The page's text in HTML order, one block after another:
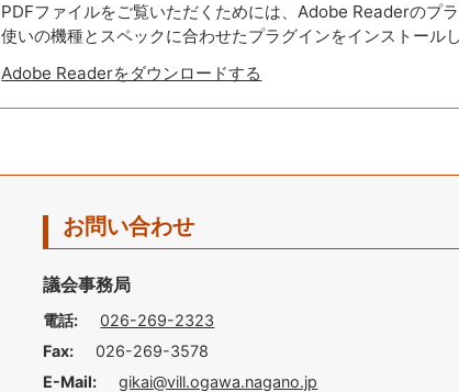
PDFファイルをご覧いただくためには、Adobe Readerのプ
使いの機種とスペックに合わせたプラグインをインストール
Adobe Readerをダウンロードする
お問い合わせ
議会事務局
電話:
026-269-2323
Fax:
026-269-3578
E-Mail:
gikai@vill.ogawa.nagano.jp